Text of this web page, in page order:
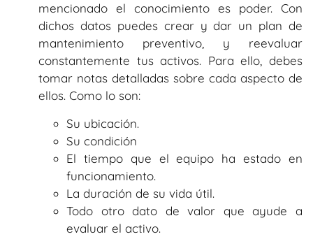
mencionado el conocimiento es poder. Con
dichos datos puedes crear y dar un plan de
mantenimiento preventivo, y reevaluar
constantemente tus activos. Para ello, debes
tomar notas detalladas sobre cada aspecto de
ellos. Como lo son:
Su ubicación.
Su condición
El tiempo que el equipo ha estado en
funcionamiento.
La duración de su vida útil.
Todo otro dato de valor que ayude a
evaluar el activo.